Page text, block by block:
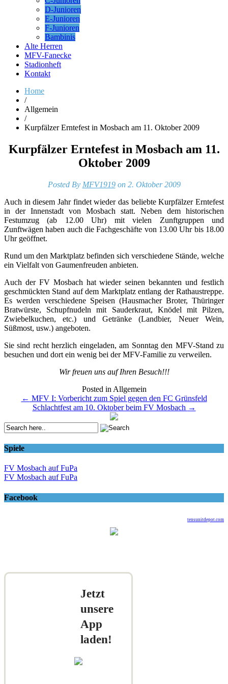
D-Junioren
E-Junioren
F-Junioren
Bambinis
Alte Herren
MFV-Fanecke
Stadionheft
Kontakt
Home
/
Allgemein
/
Kurpfälzer Erntefest in Mosbach am 11. Oktober 2009
Kurpfälzer Erntefest in Mosbach am 11.
Oktober 2009
Posted By MFV1919on 2. Oktober 2009
Auch in diesem Jahr findet wieder das beliebte Kurpfälzer Erntefest
in der Innenstadt von Mosbach statt. Neben dem historischen
Festumzug (ab 12.00 Uhr) mit vielen Zunftgruppen und
Zunftwägen haben auch die Fachgeschäfte von 13.00 Uhr bis 18.00
Uhr geöffnet.
Rund um den Marktplatz befinden sich verschiedene Stände, welche
ein Vielfalt von Gaumenfreuden anbieten.
Auch der FV Mosbach hat wieder seinen bekannten und festlich
geschmückten Stand auf dem Marktplatz entlang der Rathaustreppe.
Es werden verschiedene Speisen (Hausmacher Broter, Thüringer
Bratwürste, Schupfnudeln mit Sauderkraut, Knödel mit Pilzen,
Zwiebelkuchen, etc.) und Getränke (Landbier, Neuer Wein,
Süßmost, usw.) angeboten.
Sie sind recht herzlich eingeladen, am Sonntag den MFV-Stand zu
besuchen und dort ein wenig bei der MFV-Familie zu verweilen.
Wir freuen uns auf Ihren Besuch!!!
Posted in Allgemein
Post
navigation
← MFV I: Vorbericht zum Spiel gegen den FC Grünsfeld
Schlachtfest am 10. Oktober beim FV Mosbach →
Spiele
FV Mosbach auf FuPa
FV Mosbach auf FuPa
Facebook
tensunitdepot.com
Jetzt
unsere
App
laden!